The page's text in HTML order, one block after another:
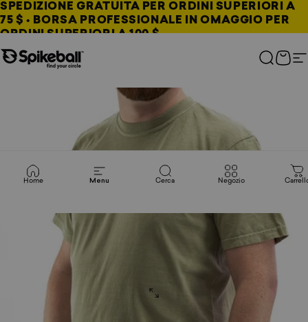
Vai al contenuto
SPEDIZIONE GRATUITA PER ORDINI SUPERIORI A
75 $ • BORSA PROFESSIONALE IN OMAGGIO PER
ORDINI SUPERIORI A 100 $
Negozio Spikeball Cerca
Home Menu Cerca Negozio